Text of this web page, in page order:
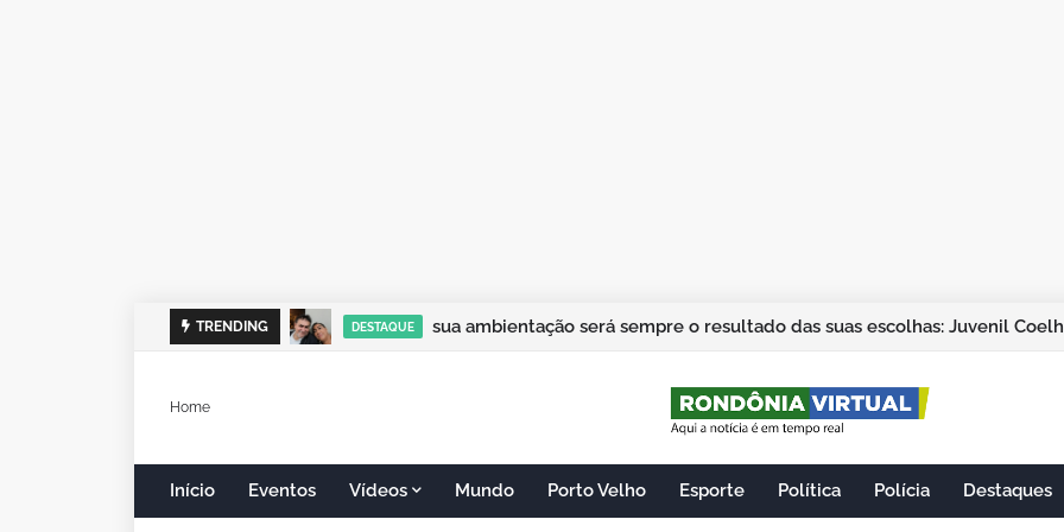
TRENDING DESTAQUE sua ambientação será sempre o resultado das suas escolhas: Juvenil
Home
Início Eventos Vídeos Mundo Porto Velho Esporte Política Polícia Destaques